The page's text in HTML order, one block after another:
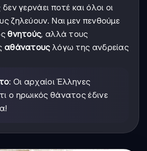
γερνάει ποτέ και όλοι οι
ζηλεύουν. Ναι μεν πενθούμε
θνητούς, αλλά τους
αθάνατουςλόγω της ανδρείας
: Οι αρχαίοι Έλληνες
ο ηρωικός θάνατος έδινε